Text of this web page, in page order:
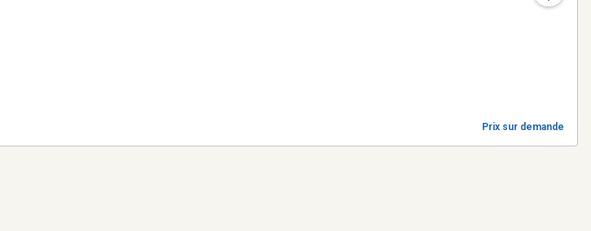
Prix sur demande